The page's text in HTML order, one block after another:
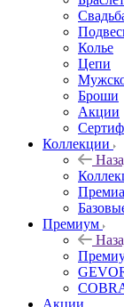
Колье
Цепи
Броши
Акции
Коллекции
Премиум
Акции